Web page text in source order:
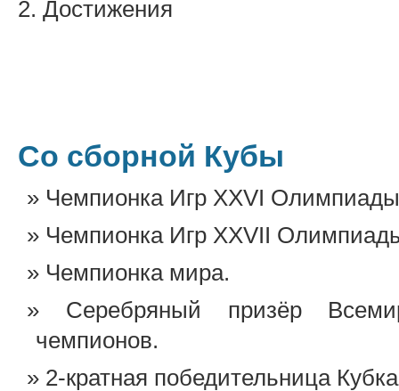
2. Достижения
Со сборной Кубы
Чемпионка Игр XXVI
Чемпионка Игр XXVII
Чемпионка мира.
Серебряный призёр
чемпионов.
2-кратная победительница